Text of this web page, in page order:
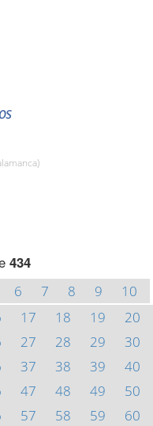
434
6 7 8 9
10
17 18 19
20
27 28 29
30
37 38 39
40
47 48 49
50
57 58 59
60